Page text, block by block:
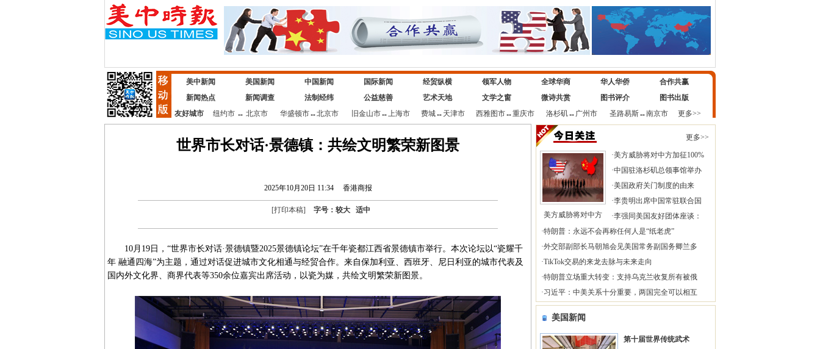
美中新闻 美国新闻 中国新闻 国际新闻 经贸纵横 领军人物 全球华商 华人华侨
合作共赢
新闻热点
新闻调查 法制经纬 公益慈善 艺术天地 文学之窗 微诗共赏 图书评介
图书出版
友好城市
纽约市↔ 北京市 华盛顿市↔北京市 旧金山市↔上海市 费城↔ 天津市 西雅图市↔重庆市 洛杉矶↔ 广州市 圣路易斯↔南京市 更多>>
世界市长对话·景德镇：共绘文明繁荣新图景
2025年10月20日 11:34 香港商报
[打印本稿] 字号： 较大 适中
10月19日，“世界市长对话·景德镇暨2025景德镇论坛”在千年瓷都江西省景德镇市举行。本次论坛以“瓷耀千
年 融通四海”为主题，通过对话促进城市文化相通与经贸合作。来自保加利亚、西班牙、尼日利亚的城市代表及
国内外文化界、商界代表等350余位嘉宾出席活动，以瓷为媒，共绘文明繁荣新图景。
更多>>
美方威胁将对中方
·美方威胁将对中方加征100%
·中国驻洛杉矶总领事馆举办
·美国政府关门制度的由来
·李贵明出席中国常驻联合国
·李强同美国友好团体座谈：
·特朗普：永远不会再称任何人是“纸老虎”
·外交部副部长马朝旭会见美国常务副国务卿兰多
·TikTok交易的来龙去脉与未来走向
·特朗普立场重大转变：支持乌克兰收复所有被俄
·习近平：中美关系十分重要，两国完全可以相互
美国新闻
第十届世界传统武术